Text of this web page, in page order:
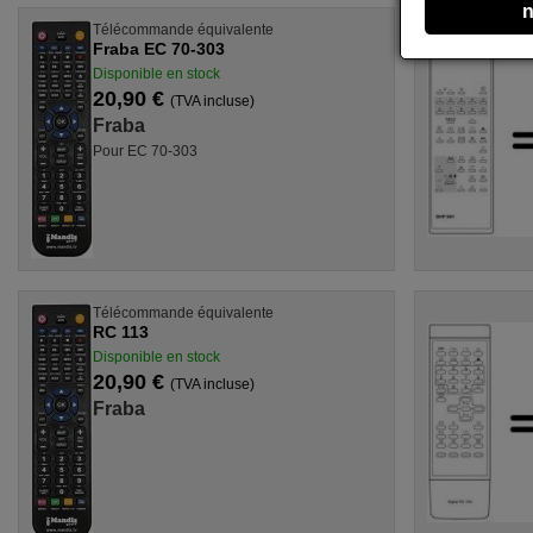
Télécommande équivalente
Fraba EC 70-303
Disponible en stock
20,90 € (TVA incluse)
Fraba
Pour EC 70-303
Télécommande équivalente
RC 113
Disponible en stock
20,90 € (TVA incluse)
Fraba